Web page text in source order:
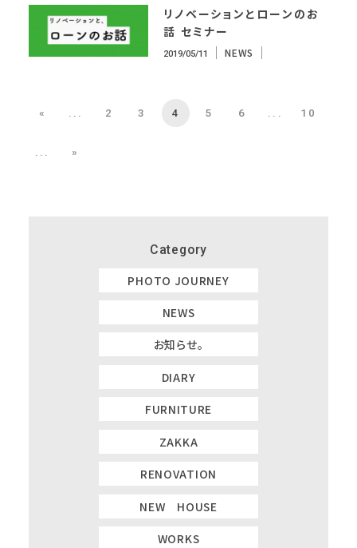
リノベーションとローンのお
話 セミナー
2019/05/11 NEWS
« 2 3 4 5 6 10
»
Category
PHOTO JOURNEY
NEWS
お知らせ。
DIARY
FURNITURE
ZAKKA
RENOVATION
NEW HOUSE
WORKS